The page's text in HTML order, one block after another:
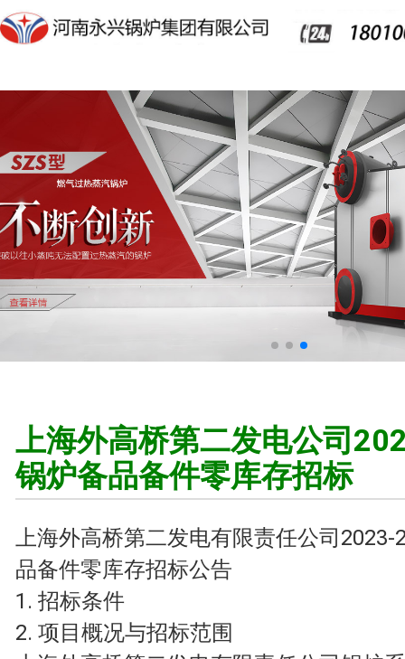
上海外高桥第二发电公司
锅炉备品备件零库存招标
上海外高桥第二发电有限责任公司2023-
品备件零库存招标公告
1. 招标条件
2. 项目概况与招标范围